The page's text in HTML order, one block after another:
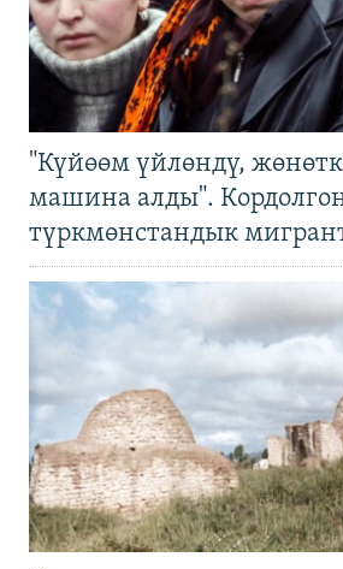
"Күйөөм үйлөндү,
машина алды".
түркмөнстандык